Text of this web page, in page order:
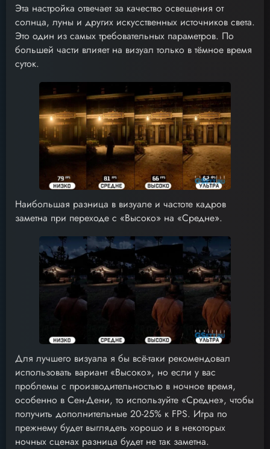
Эта настройка отвечает за качество освещения от
солнца, луны и других искусственных источников света.
Это один из самых требовательных параметров. По
большей части влияет на визуал только в тёмное время
суток.
Наибольшая разница в визуале и частоте кадров
заметна при переходе с «Высоко» на «Средне».
Для лучшего визуала я бы всё-таки рекомендовал
использовать вариант «Высоко», но если у вас
проблемы с производительностью в ночное время,
особенно в Сен-Дени, то используйте «Средне», чтобы
получить дополнительные 20-25% к FPS. Игра по
прежнему будет выглядеть хорошо и в некоторых
ночных сценах разница будет не так заметна.